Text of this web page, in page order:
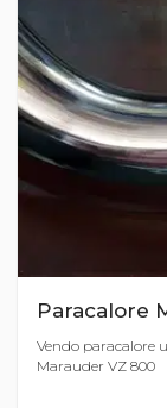
Paracalore
Vendo paracalore
Marauder VZ 800